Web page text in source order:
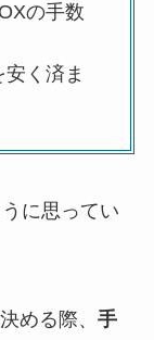
の手数
く済ま
に思ってい
める際、 手